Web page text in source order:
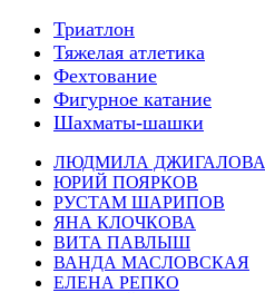
Триатлон
Тяжелая атлетика
Фехтование
Фигурное катание
Шахматы-шашки
ЛЮДМИЛА ДЖИГАЛОВА
ЮРИЙ ПОЯРКОВ
РУСТАМ ШАРИПОВ
ЯНА КЛОЧКОВА
ВИТА ПАВЛЫШ
ВАНДА МАСЛОВСКАЯ
ЕЛЕНА РЕПКО